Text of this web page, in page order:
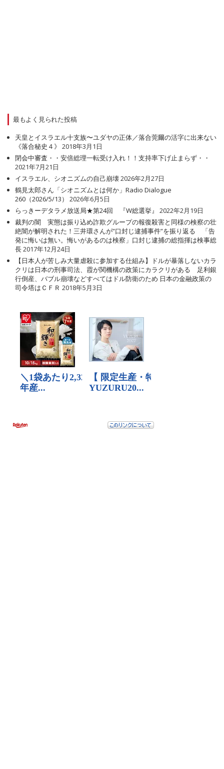
最もよく見られた投稿
天皇とイスラエル十支族〜ユダヤの正体／落合莞爾の活字に出来ない
《落合秘史４》 2018年3月1日
閉会中審査・・安倍総理一転受け入れ！！支持率下げ止まらず・・
2021年7月21日
イスラエル、シオニズムの自己崩壊2026年2月27日
鶴見太郎さん「シオニズムとは何か」Radio Dialogue
260（2026/5/13）
2026年6月5日
らっきーデタラメ放送局★第24回 『W総選挙』
2022年2月19日
裁判の闇 実態は振り込め詐欺グループの報復殺害と同様の検察の壮
絶闇が解明された！三井環さんが”口封じ逮捕事件”を振り返る 「告
発に悔いは無い。悔いがあるのは検察」口封じ逮捕の総指揮は検事総
長2017年12月24日
【日本人が苦しみ大量虐殺に参加する仕組み】ドルが暴落しないカラ
クリは日本の刑事司法、霞が関機構の政策にカラクリがある 足利銀
行倒産、バブル崩壊などすべてはドル防衛のため 日本の金融政策の
司令塔はＣＦＲ 2018年5月3日